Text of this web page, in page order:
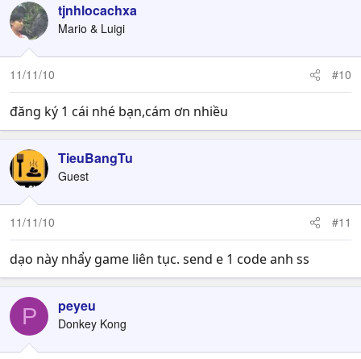
tjnhlocachxa
Mario & Luigi
11/11/10 #10
đăng ký 1 cái nhé bạn,cám ơn nhiều
TieuBangTu
Guest
11/11/10 #11
dạo này nhẩy game liên tục. send e 1 code anh ss
P peyeu
Donkey Kong